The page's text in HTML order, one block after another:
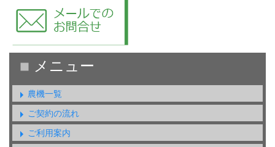
農機一覧
ご契約の流れ
ご利用案内